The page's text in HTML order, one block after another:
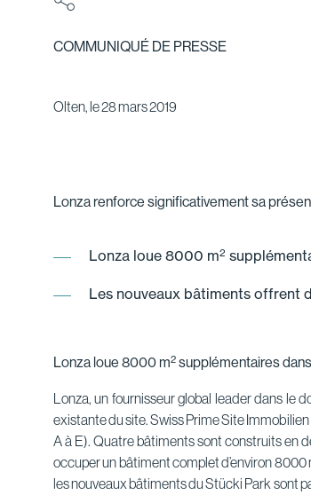
COMMUNIQUÉ DE PRESSE
Olten, le 28 mars 2019
Lonza renforce significativement sa
Lonza loue 8000 m2
Les nouveaux bâtiments offrent
Lonza loue 8000 m2 supplémentaires
Lonza, un fournisseur global leader dans le
existante du site. Swiss Prime Site
A à E). Quatre bâtiments sont construits en
occuper un bâtiment complet d’environ 8000
les nouveaux bâtiments du Stücki Park sont